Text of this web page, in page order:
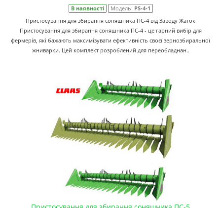
В наявності Модель: PS-4-1
Пристосування для збирання соняшника ПС-4 від Заводу Жаток
Пристосування для збирання соняшника ПС-4 - це гарний вибір для
фермерів, які бажають максимізувати ефективність своєї зернозбиральної
жниварки. Цей комплект розроблений для переобладнан..